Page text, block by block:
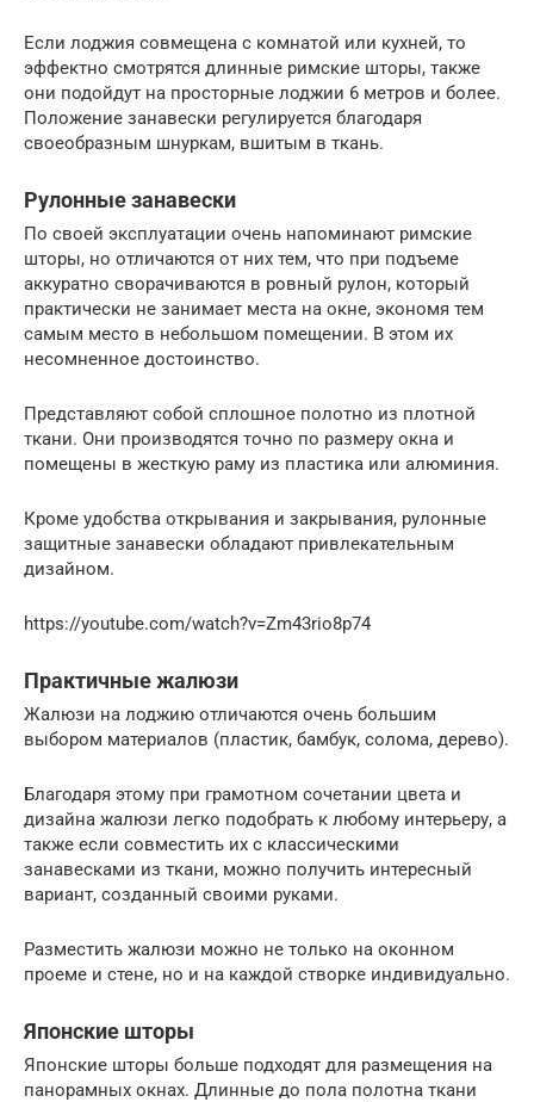
Если лоджия совмещена с комнатой или кухней, то
эффектно смотрятся длинные римские шторы, также
они подойдут на просторные лоджии 6 метров и более.
Положение занавески регулируется благодаря
своеобразным шнуркам, вшитым в ткань.
Рулонные занавески
По своей эксплуатации очень напоминают римские
шторы, но отличаются от них тем, что при подъеме
аккуратно сворачиваются в ровный рулон, который
практически не занимает места на окне, экономя тем
самым место в небольшом помещении. В этом их
несомненное достоинство.
Представляют собой сплошное полотно из плотной
ткани. Они производятся точно по размеру окна и
помещены в жесткую раму из пластика или алюминия.
Кроме удобства открывания и закрывания, рулонные
защитные занавески обладают привлекательным
дизайном.
https://youtube.com/watch?v=Zm43rio8p74
Практичные жалюзи
Жалюзи на лоджию отличаются очень большим
выбором материалов (пластик, бамбук, солома, дерево).
Благодаря этому при грамотном сочетании цвета и
дизайна жалюзи легко подобрать к любому интерьеру, а
также если совместить их с классическими
занавесками из ткани, можно получить интересный
вариант, созданный своими руками.
Разместить жалюзи можно не только на оконном
проеме и стене, но и на каждой створке индивидуально.
Японские шторы
Японские шторы больше подходят для размещения на
панорамных окнах. Длинные до пола полотна ткани